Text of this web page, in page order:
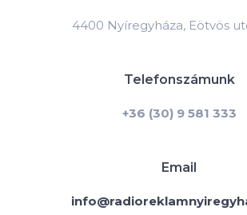
4400 Nyíregyháza, Eötvös
Telefonszámunk
+36 (30) 9 581 333
Email